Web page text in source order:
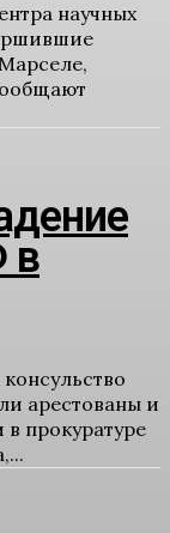
научных
в
арестованы и
прокуратуре